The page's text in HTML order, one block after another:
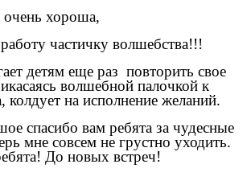
очень хороша,
частичку волшебства!!!
детям еще раз повторить свое
волшебной палочкой к
колдует на исполнение желаний.
спасибо вам ребята за чудесные
мне совсем не грустно уходить.
До новых встреч!